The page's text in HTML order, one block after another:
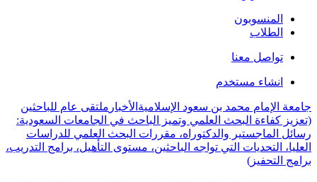
المنسوبون
الطلاب
تواصل معنا
انشاء مستخدم
جامعة الإمام محمد بن سعود الإسلامية الأخبار ملتقى عام للباحثين
(تعزيز كفاءة البحث العلمي وتميز الباحث في الجامعات السعودية:
رسائل الماجستير والدكتوراه، مقررات البحث العلمي للدراسات
العليا، التحديات التي تواجه الباحثين، مستوى التأهيل، برامج التدريب،
برامج التحفيز)